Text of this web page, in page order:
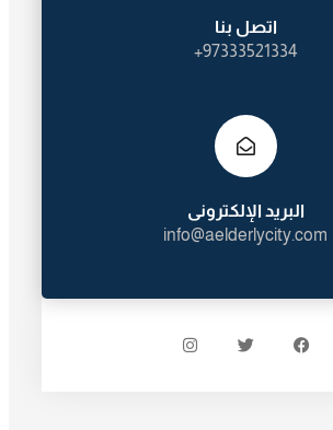
اتصل بنا
97333521334+
البريد الإلكترونى
info@aelderlycity.com